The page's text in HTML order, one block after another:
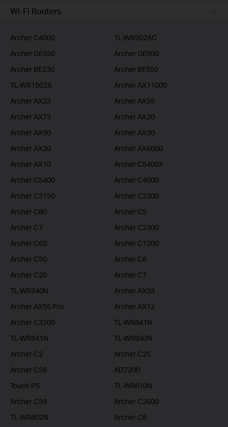
Επιχειρησεις
Wi-Fi Routers
Archer C4000
TL-WR902AC
Archer GE550
Archer GE800
Archer BE230
Archer BE550
TL-WR1502X
Archer AX11000
Archer AX23
Archer AX55
Archer AX73
Archer AX20
Archer AX90
Archer AX90
Archer AX20
Archer AX6000
Archer AX10
Archer C5400X
Archer C5400
Archer C4000
Archer C3150
Archer C2300
Archer C80
Archer C9
Archer C7
Archer C2300
Archer C60
Archer C1200
Archer C50
Archer C6
Archer C20
Archer C7
TL-WR940N
Archer AX53
Archer AX55 Pro
Archer AX12
Archer C3200
TL-WR841N
TL-WR841N
TL-WR840N
Archer C2
Archer C25
Archer C58
AD7200
Touch P5
TL-WR810N
Archer C59
Archer C2600
TL-WR802N
Archer C8